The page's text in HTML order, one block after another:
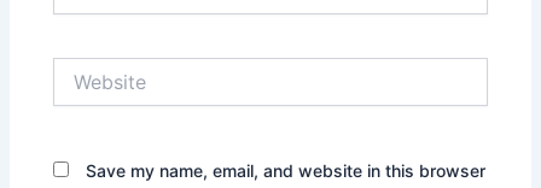
Save my name, email, and website in this browser